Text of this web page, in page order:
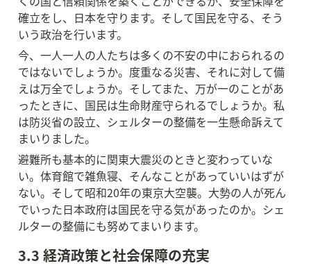
確立をし、日本を守ります。そして国民を守る、そう
いう政治を行います。
今、一人一人の人たちは多くの不安の中におられるの
ではないでしょうか。度重なる災害、それに対して備
えは万全でしょうか。そしてまた、万が一のことがあ
ったときに、国民は生命財産守られるでしょうか。私
は防災省の設立、シェルターの整備を一生懸命訴えて
まいりました。
避難所も基本的に関東大震災のときと変わっていな
い。体育館で雑魚寝、そんなことがあっていいはずが
ない。そして昭和20年の東京大空襲。大勢の人が死ん
でいった日本政府は国民を守る気があったのか。シェ
ルターの整備にも努めてまいります。
3.3 経済政策と社会保障の充実